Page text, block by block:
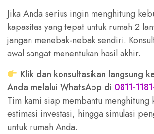
Jika Anda serius ingin menghitung
kapasitas yang tepat untuk rumah 2
jangan menebak-nebak sendiri.
awal sangat menentukan hasil akhir.
Klik dan konsultasikan langsung
Anda melalui WhatsApp di 0811-
Tim kami siap membantu menghitung
estimasi investasi, hingga simulasi
untuk rumah Anda.